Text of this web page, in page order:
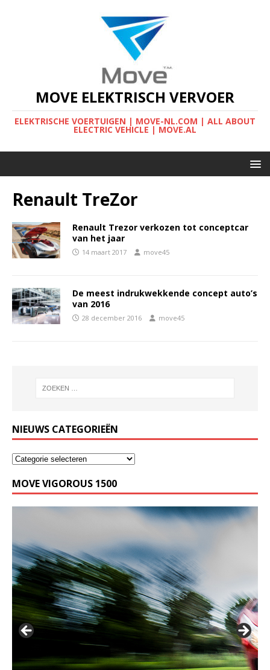
MOVE ELEKTRISCH VERVOER
ELEKTRISCHE VOERTUIGEN | MOVE-NL.COM | ALL ABOUT
ELECTRIC VEHICLE | MOVE.AL
Renault TreZor
Renault Trezor verkozen tot conceptcar
van het jaar
14 maart 2017 move45
De meest indrukwekkende concept auto’s
van 2016
28 december 2016 move45
NIEUWS CATEGORIEËN
MOVE VIGOROUS 1500